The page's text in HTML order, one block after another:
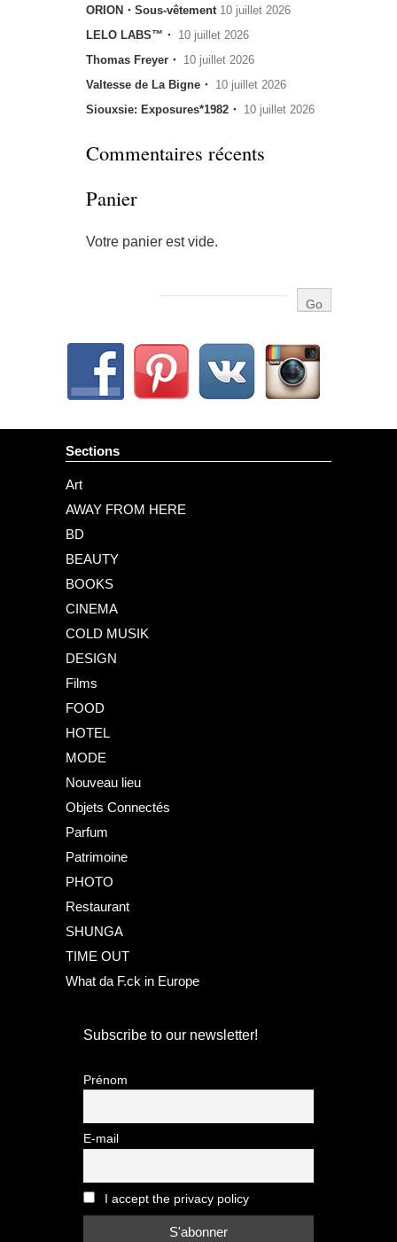
ORION・Sous-vêtement 10 juillet 2026
LELO LABS™・ 10 juillet 2026
Thomas Freyer・ 10 juillet 2026
Valtesse de La Bigne・ 10 juillet 2026
Siouxsie: Exposures*1982・ 10 juillet 2026
Commentaires récents
Panier
Votre panier est vide.
Sections
Art
AWAY FROM HERE
BD
BEAUTY
BOOKS
CINEMA
COLD MUSIK
DESIGN
Films
FOOD
HOTEL
MODE
Nouveau lieu
Objets Connectés
Parfum
Patrimoine
PHOTO
Restaurant
SHUNGA
TIME OUT
What da F.ck in Europe
Subscribe to our newsletter!
Prénom
E-mail
I accept the privacy policy